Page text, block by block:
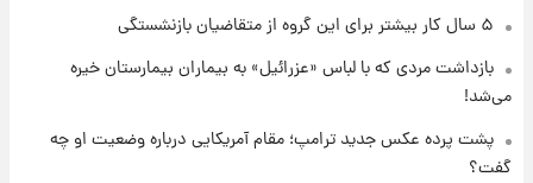
شماره پیراهن خریدهای جدید پرسپولیس اعلام
شد؛ تیکدری، محبی و سرگیف با اعداد ویژه
جزئیات فعال‌سازی «کیف پول ایران» اعلام
شد+فیلم
۵ سال کار بیشتر برای این گروه از متقاضیان بازنشستگی
بازداشت مردی که با لباس «عزرائیل» به بیماران بیمارستان خیره
می‌شد!
پشت پرده عکس جدید ترامپ؛ مقام آمریکایی درباره وضعیت او چه
گفت؟